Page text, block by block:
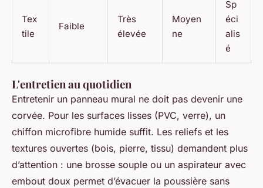
Tex
tile
Faible
Très
élevée
Moyen
ne
Sp
éci
alis
é
L'entretien au quotidien
Entretenir un panneau mural ne doit pas devenir une
corvée. Pour les surfaces lisses (PVC, verre), un
chiffon microfibre humide suffit. Les reliefs et les
textures ouvertes (bois, pierre, tissu) demandent plus
d’attention : une brosse souple ou un aspirateur avec
embout doux permet d’évacuer la poussière sans